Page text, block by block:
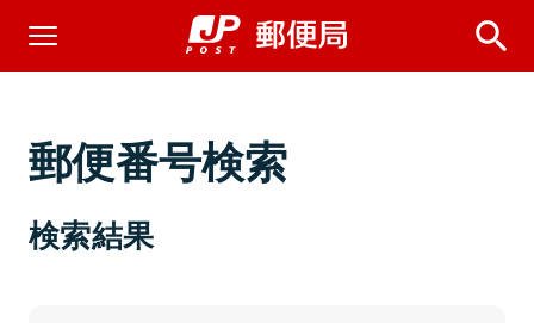
郵便番号検索
検索結果